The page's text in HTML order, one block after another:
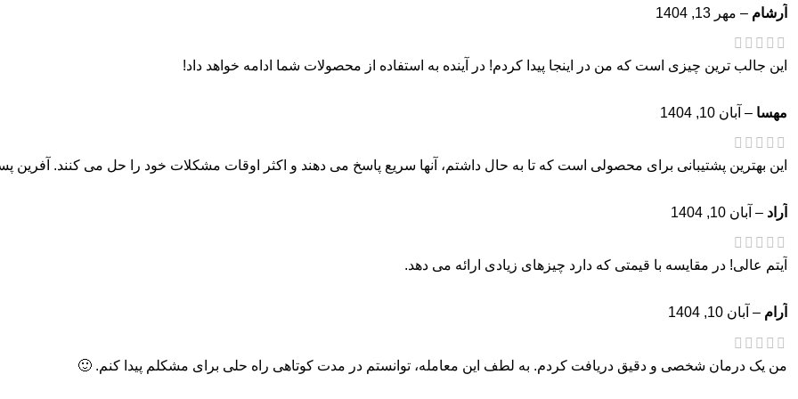
آرشام – مهر 13, 1404
این جالب ترین چیزی است که من در اینجا پیدا کردم! در آینده به استفاده از محصولات شما ادامه خواهد داد!
مهسا – آبان 10, 1404
این بهترین پشتیبانی برای محصولی است که تا به حال داشتم، آنها سریع پاسخ می دهند و اکثر اوقات مشکلات خود را حل می کنند. آفرین
آراد – آبان 10, 1404
آیتم عالی! در مقایسه با قیمتی که دارد چیزهای زیادی ارائه می دهد.
آرام – آبان 10, 1404
من یک درمان شخصی و دقیق دریافت کردم. به لطف این معامله، توانستم در مدت کوتاهی راه حلی برای مشکلم پیدا کنم. 🙂